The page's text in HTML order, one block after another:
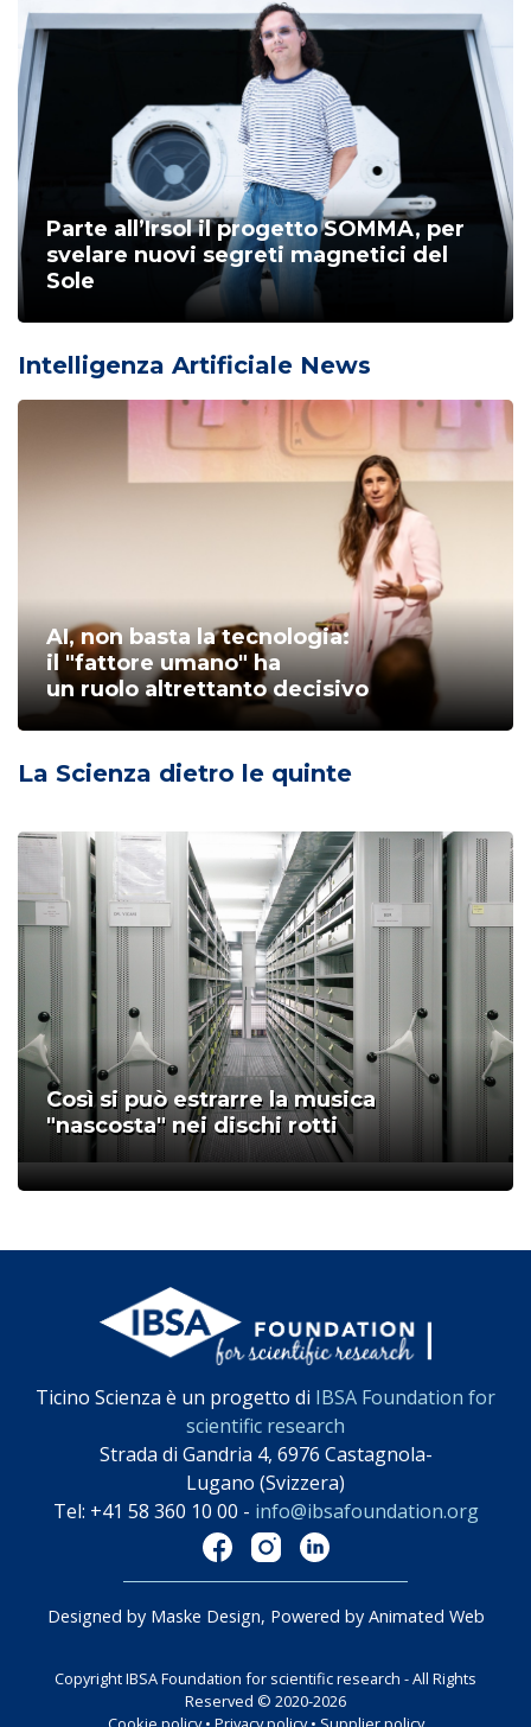
Parte all’Irsol il progetto SOMMA, per
svelare nuovi segreti magnetici del
Sole
Intelligenza Artificiale News
AI, non basta la tecnologia:
il "fattore umano" ha
un ruolo altrettanto decisivo
La Scienza dietro le quinte
Così si può estrarre la musica
"nascosta" nei dischi rotti
Ticino Scienza è un progetto di IBSA Foundation for
scientific research
Strada di Gandria 4, 6976 Castagnola-
Lugano (Svizzera)
Tel: +41 58 360 10 00 - info@ibsafoundation.org
Designed by Maske Design, Powered by Animated Web
Copyright IBSA Foundation for scientific research - All Rights
Reserved © 2020-2026